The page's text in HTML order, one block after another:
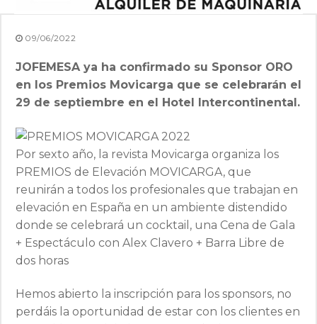
09/06/2022
JOFEMESA ya ha confirmado su Sponsor ORO
en los Premios Movicarga que se celebrarán el
29 de septiembre en el Hotel Intercontinental.
Por sexto año, la revista Movicarga organiza los
PREMIOS de Elevación MOVICARGA, que
reunirán a todos los profesionales que trabajan en
elevación en España en un ambiente distendido
donde se celebrará un cocktail, una Cena de Gala
+ Espectáculo con Alex Clavero + Barra Libre de
dos horas
Hemos abierto la inscripción para los sponsors, no
perdáis la oportunidad de estar con los clientes en